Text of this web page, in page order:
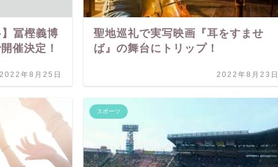
冨樫義博
催決定！
2022年8月25日
聖地巡礼で実写映画『耳をすませ
ば』の舞台にトリップ！
2022年8月23日
スポーツ